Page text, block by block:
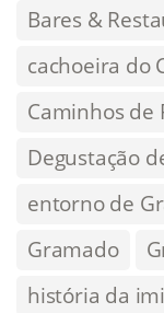
Bares &
cachoeira do
Caminhos de
Degustação
entorno de
Gramado
história da